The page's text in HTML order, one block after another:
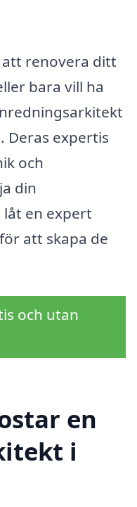
renovera ditt
bara vill ha
Deras expertis
och
din
en expert
att skapa de
och utan
en
i